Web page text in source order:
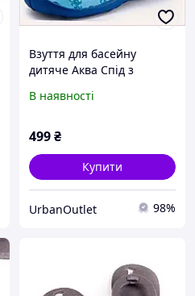
Взуття для басейну
дитяче Аква Спід з
В наявності
499₴
Купити
UrbanOutlet 98%